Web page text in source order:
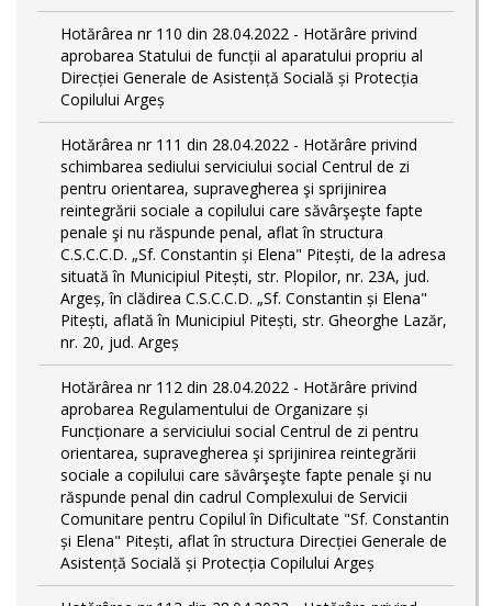
Hotărârea nr 110 din 28.04.2022 - Hotărâre privind
aprobarea Statului de funcții al aparatului propriu al
Direcției Generale de Asistență Socială și Protecția
Copilului Argeș
Hotărârea nr 111 din 28.04.2022 - Hotărâre privind
schimbarea sediului serviciului social Centrul de zi
pentru orientarea, supravegherea şi sprijinirea
reintegrării sociale a copilului care săvârşeşte fapte
penale şi nu răspunde penal, aflat în structura
C.S.C.C.D. „Sf. Constantin și Elena" Pitești, de la adresa
situată în Municipiul Pitești, str. Plopilor, nr. 23A, jud.
Argeș, în clădirea C.S.C.C.D. „Sf. Constantin și Elena"
Pitești, aflată în Municipiul Pitești, str. Gheorghe Lazăr,
nr. 20, jud. Argeș
Hotărârea nr 112 din 28.04.2022 - Hotărâre privind
aprobarea Regulamentului de Organizare și
Funcționare a serviciului social Centrul de zi pentru
orientarea, supravegherea şi sprijinirea reintegrării
sociale a copilului care săvârşeşte fapte penale şi nu
răspunde penal din cadrul Complexului de Servicii
Comunitare pentru Copilul în Dificultate "Sf. Constantin
și Elena" Pitești, aflat în structura Direcției Generale de
Asistență Socială și Protecția Copilului Argeș